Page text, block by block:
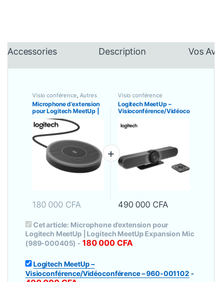
Accessories Description Vos Avis
Visio conférence Autres
Equipements
Microphone d’extension
pour Logitech MeetUp |
Logitech MeetUp
Expansion Mic (989-
000405)
180 000 CFA
Visio conférence
Logitech MeetUp –
Visioconférence/Vidéoco
490 000 CFA
Cet article: Microphone d’extension pour
Logitech MeetUp | Logitech MeetUp Expansion Mic
(989-000405) - 180 000 CFA
Logitech MeetUp –
Visioconférence/Vidéoconférence – 960-001102 -